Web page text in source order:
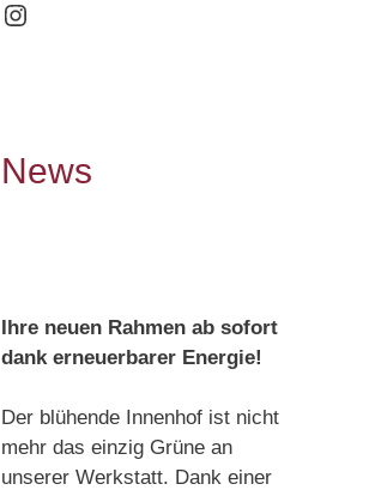
Instagram
News
Ihre neuen Rahmen ab sofort
dank erneuerbarer Energie!
Der blühende Innenhof ist nicht
mehr das einzig Grüne an
unserer Werkstatt. Dank einer